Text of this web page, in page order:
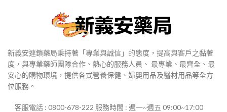
新義安連鎖藥局秉持著「專業與誠信」的態度，提高與客戶之黏著
度，與專業藥師團隊合作、熱心的服務人員、 最專業、最齊全、最
安心的購物環境，提供各式營養保健、婦嬰用品及醫材用品等全方
位服務。
客服電話 : 0800-678-222 服務時間 : 週一~週五 09:00~17:00